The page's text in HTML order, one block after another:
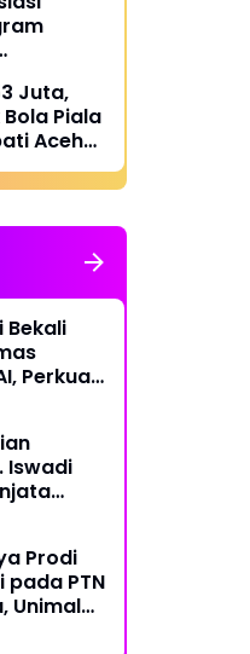
Luruskan
Ireng"
Juta,
Piala
Aceh
Bergulir
Bekali
Perkuat
Iswadi
Prodi
pada PTN
Unimal